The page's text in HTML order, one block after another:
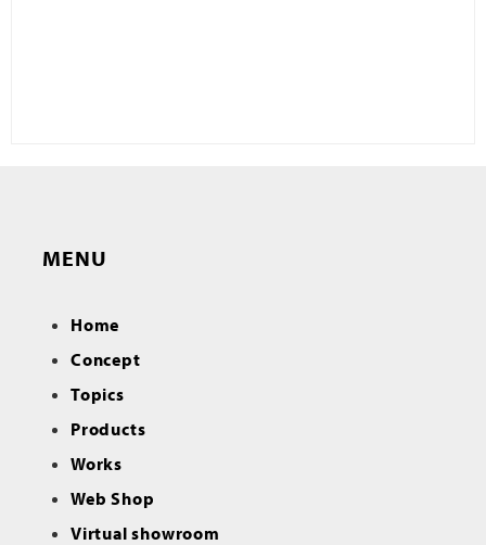
MENU
Home
Concept
Topics
Products
Works
Web Shop
Virtual showroom